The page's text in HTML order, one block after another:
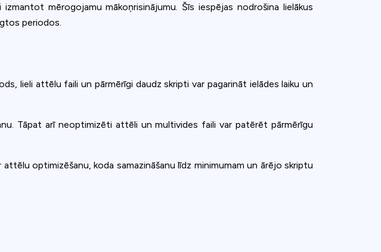
mērogojamu mākoņrisinājumu. Šīs iespējas nodrošina lielākus
periodos.
lieli attēlu faili un pārmērīgi daudz skripti var pagarināt ielādes laiku un
Tāpat arī neoptimizēti attēli un multivides faili var patērēt pārmērīgu
optimizēšanu, koda samazināšanu līdz minimumam un ārējo skriptu